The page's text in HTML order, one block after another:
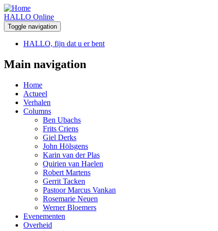
HALLO Online
Toggle navigation
HALLO, fijn dat u er bent
Main navigation
Home
Actueel
Verhalen
Columns
Ben Ubachs
Frits Criens
Giel Derks
John Hölsgens
Karin van der Plas
Quirien van Haelen
Robert Martens
Gerrit Tacken
Pastoor Marcus Vankan
Rosemarie Neuen
Werner Bloemers
Evenementen
Overheid